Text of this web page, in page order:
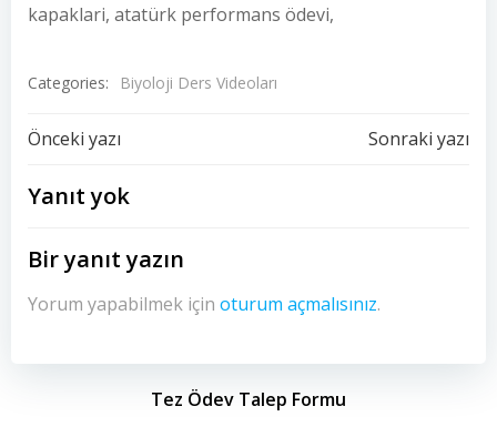
kapaklari, atatürk performans ödevi,
Categories: Biyoloji Ders Videoları
Yazı
dolaşımı
Önceki yazı Sonraki yazı
Yanıt yok
Bir yanıt yazın
Yorum yapabilmek için oturum açmalısınız.
Tez Ödev Talep Formu